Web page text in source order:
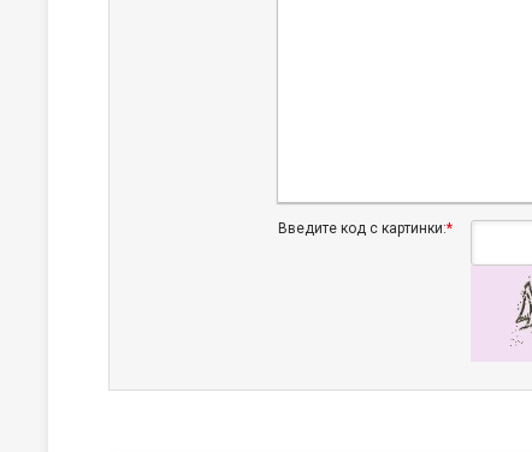
Введите код с картинки:*